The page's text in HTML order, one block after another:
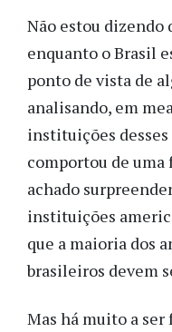
Não estou dizendo
enquanto o Brasil
ponto de vista de
analisando, em
instituições desses
comportou de
achado
instituições
que a maioria dos
brasileiros devem
Mas há muito a